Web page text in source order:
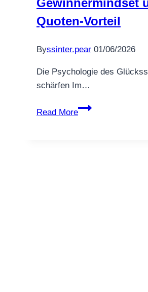
noroc
Gewinnermindset
Quoten-Vorteil
Byssinter.pear 01/06/2026
Die Psychologie des
schärfen Im…
Read More
Casino